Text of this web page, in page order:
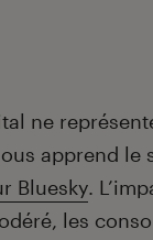
ne
apprend le
Bluesky.
les